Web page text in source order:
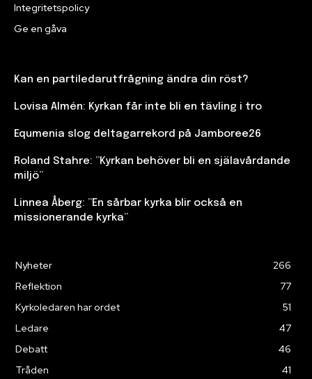
Integritetspolicy
Ge en gåva
Kan en partiledarutfrågning ändra din röst?
Lovisa Almén: Kyrkan får inte bli en tävling i tro
Equmenia slog deltagarrekord på Jamboree26
Roland Stahre: ”Kyrkan behöver bli en själavårdande
miljö”
Linnea Åberg: ”En sårbar kyrka blir också en
missionerande kyrka”
Nyheter
266
Reflektion
77
Kyrkoledaren har ordet
51
Ledare
47
Debatt
46
Tråden
41